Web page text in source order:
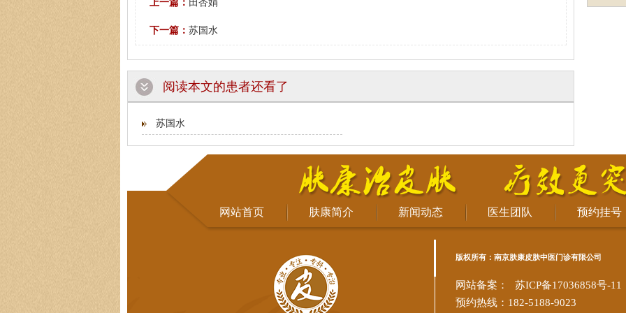
上一篇： 田杏娟
下一篇： 苏国水
阅读本文的患者还看了
苏国水
网站首页 肤康简介 新闻动态 医生团队 预约挂号
版权所有：南京肤康皮肤中医门诊有限公司
网站备案：
苏ICP备17036858号-11
预约热线：182-5188-9023